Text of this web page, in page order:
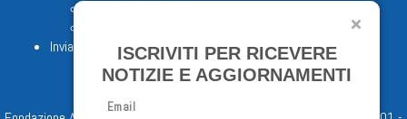
Invia proposta editorialeISCRIVITI PER RICEVERE
NOTIZIE E AGGIORNAMENTI
Email